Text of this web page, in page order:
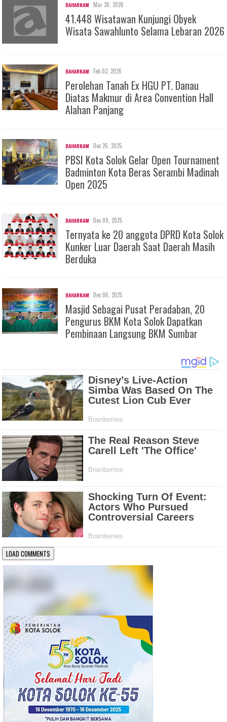
BAHARKAM Mar 30, 2026
41.448 Wisatawan Kunjungi Obyek
Wisata Sawahlunto Selama Lebaran 2026
BAHARKAM Feb 03, 2026
Perolehan Tanah Ex HGU PT. Danau
Diatas Makmur di Area Convention Hall
Alahan Panjang
BAHARKAM Dec 26, 2025
PBSI Kota Solok Gelar Open Tournament
Badminton Kota Beras Serambi Madinah
Open 2025
BAHARKAM Dec 09, 2025
Ternyata ke 20 anggota DPRD Kota Solok
Kunker Luar Daerah Saat Daerah Masih
Berduka
BAHARKAM Dec 06, 2025
Masjid Sebagai Pusat Peradaban, 20
Pengurus BKM Kota Solok Dapatkan
Pembinaan Langsung BKM Sumbar
LOAD COMMENTS